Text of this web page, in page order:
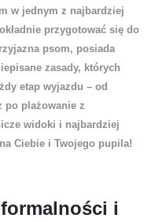
w jednym z najbardziej
przygotować się do
psom, posiada
zasady, których
etap wyjazdu – od
po plażowanie z
widoki i najbardziej
Ciebie i Twojego pupila!
i